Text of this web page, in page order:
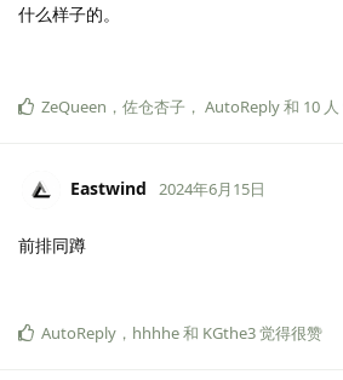
什么样子的。
ZeQueen ， 佐仓杏子 ， AutoReply和 10 人
Eastwind 2024年6月15日
前排同蹲
AutoReply ， hhhhe和 KGthe3觉得很赞